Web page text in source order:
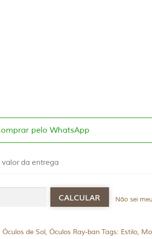
pelo WhatsApp
da entrega
Não sei
Óculos de Sol, Óculos Ray-ban Tags: Estilo,